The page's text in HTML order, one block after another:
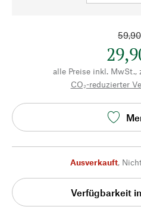
alle Preise inkl. MwSt.,
CO₂-reduzierter
Ausverkauft,
Verfügbarkeit